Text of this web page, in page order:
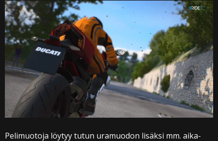
Pelimuotoja löytyy tutun uramuodon lisäksi mm. aika-